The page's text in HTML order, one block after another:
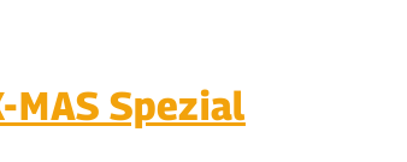
MAS Spezial